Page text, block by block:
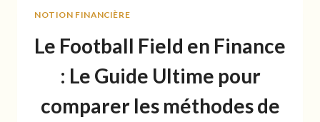
NOTION FINANCIÈRE
Le Football Field en Finance
: Le Guide Ultime pour
comparer les méthodes de